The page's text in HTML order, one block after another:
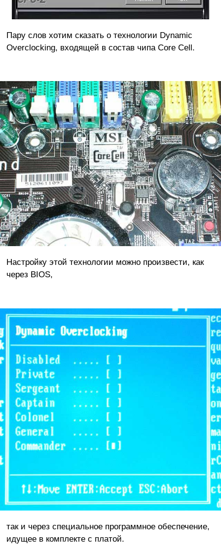
Пару слов хотим сказать о технологии Dynamic
Overclocking, входящей в состав чипа Core Cell.
Настройку этой технологии можно произвести, как
через BIOS,
так и через специальное программное обеспечение,
идущее в комплекте с платой.